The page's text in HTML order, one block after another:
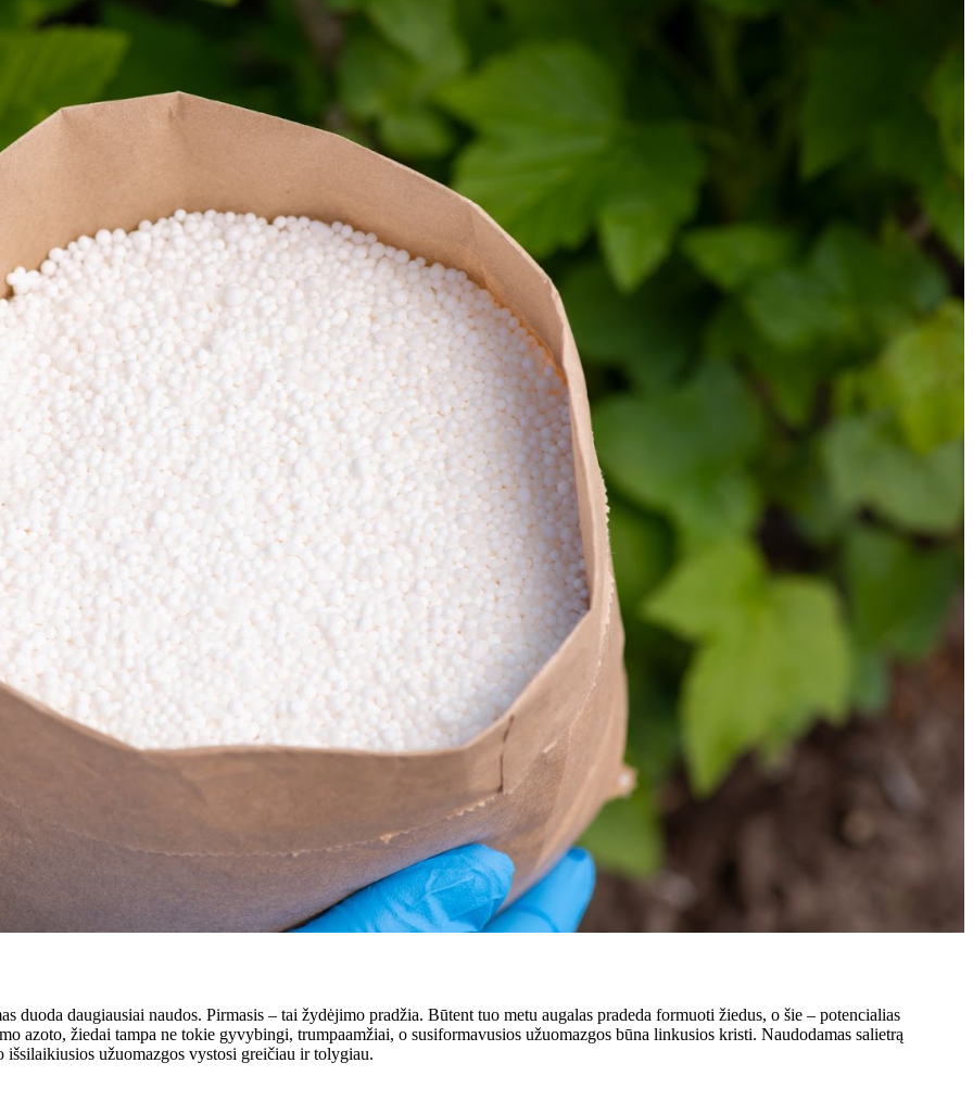
daugiausiai naudos. Pirmasis – tai žydėjimo pradžia. Būtent tuo metu augalas pradeda formuoti žiedus, o šie – potencialias
azoto, žiedai tampa ne tokie gyvybingi, trumpaamžiai, o susiformavusios užuomazgos būna linkusios kristi. Naudodamas salietrą
užuomazgos vystosi greičiau ir tolygiau.